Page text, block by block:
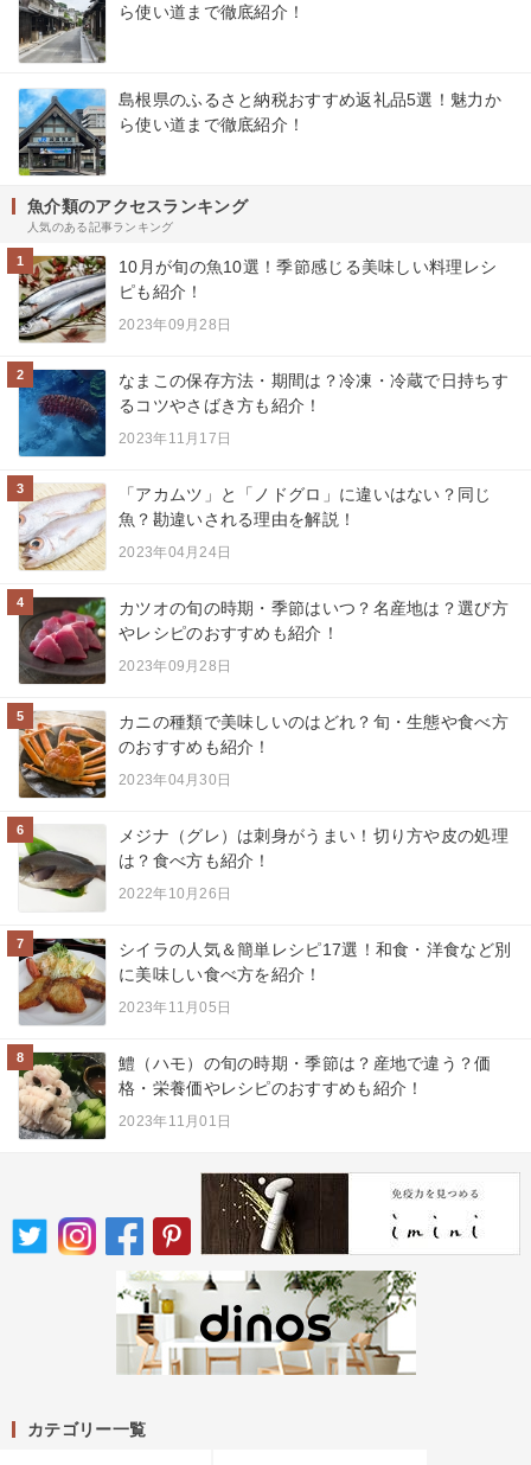
ら使い道まで徹底紹介！
島根県のふるさと納税おすすめ返礼品5選！魅力か
ら使い道まで徹底紹介！
魚介類のアクセスランキング
人気のある記事ランキング
1
10月が旬の魚10選！季節感じる美味しい料理レシ
ピも紹介！
2023年09月28日
2
なまこの保存方法・期間は？冷凍・冷蔵で日持ちす
るコツやさばき方も紹介！
2023年11月17日
3
「アカムツ」と「ノドグロ」に違いはない？同じ
魚？勘違いされる理由を解説！
2023年04月24日
4
カツオの旬の時期・季節はいつ？名産地は？選び方
やレシピのおすすめも紹介！
2023年09月28日
5
カニの種類で美味しいのはどれ？旬・生態や食べ方
のおすすめも紹介！
2023年04月30日
6
メジナ（グレ）は刺身がうまい！切り方や皮の処理
は？食べ方も紹介！
2022年10月26日
7
シイラの人気＆簡単レシピ17選！和食・洋食など別
に美味しい食べ方を紹介！
2023年11月05日
8
鱧（ハモ）の旬の時期・季節は？産地で違う？価
格・栄養価やレシピのおすすめも紹介！
2023年11月01日
カテゴリー一覧